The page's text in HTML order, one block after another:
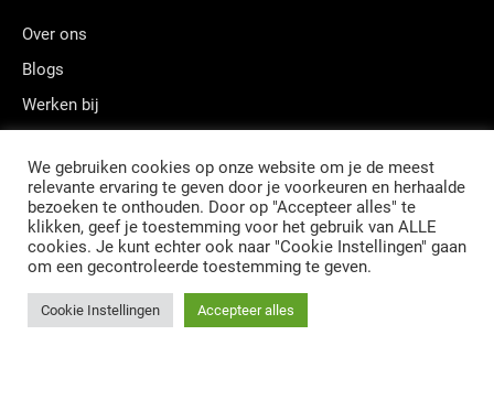
Over ons
Blogs
Werken bij
Postadres: Postbus 12248, 1100 AE, Amsterdam
Kamer van Koophandel Amsterdam: 34160592
BTW nummer: NL810302202B01
© QUANZA B.V. ALGEMENE VOORWAARDEN
SCHRIJF JE IN VOOR DE NIEUWSBRIEF
We gebruiken cookies op onze website om je de meest
relevante ervaring te geven door je voorkeuren en herhaalde
bezoeken te onthouden. Door op "Accepteer alles" te
klikken, geef je toestemming voor het gebruik van ALLE
cookies. Je kunt echter ook naar "Cookie Instellingen" gaan
om een gecontroleerde toestemming te geven.
Cookie Instellingen Accepteer alles